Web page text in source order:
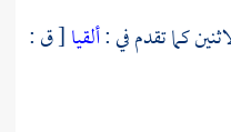
كما تقدم في :ألقيا[ ق :